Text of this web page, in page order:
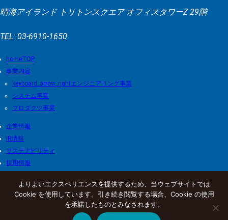
晴海アイランド トリトンスクエア オフィスタワーZ 29階
TEL: 03-6910-1650
TOP
事業内容
エンジニアリング事業
システム事業
プロダクツ事業
企業情報
IR情報
サステナビリティ
採用情報
© 2026 castrico co., ltd.
よりよいエクスペリエンスを提供するため、当ウェブサイトでは
Cookie を使用しています。引き続き閲覧する場合、Cookie の使用
を承諾したものとみなされます。